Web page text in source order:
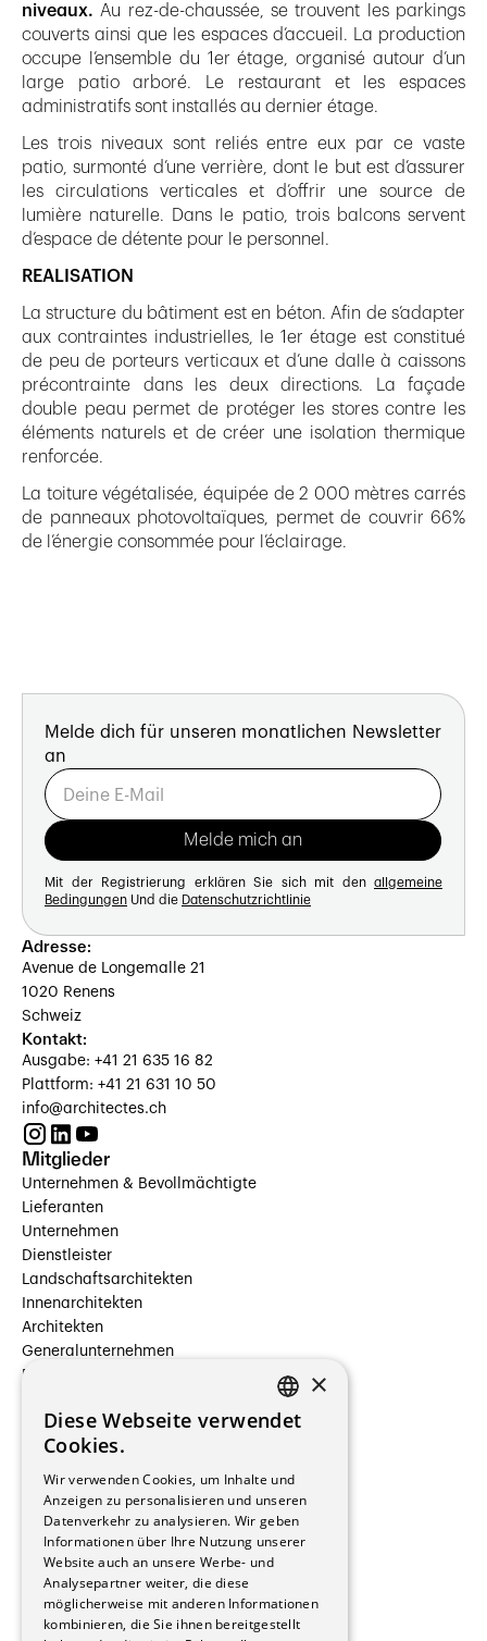
niveaux. Au rez-de-chaussée, se trouvent les parkings
couverts ainsi que les espaces d’accueil. La production
occupe l’ensemble du 1er étage, organisé autour d’un
large patio arboré. Le restaurant et les espaces
administratifs sont installés au dernier étage.
Les trois niveaux sont reliés entre eux par ce vaste
patio, surmonté d’une verrière, dont le but est d’assurer
les circulations verticales et d’offrir une source de
lumière naturelle. Dans le patio, trois balcons servent
d’espace de détente pour le personnel.
REALISATION
La structure du bâtiment est en béton. Afin de s’adapter
aux contraintes industrielles, le 1er étage est constitué
de peu de porteurs verticaux et d’une dalle à caissons
précontrainte dans les deux directions. La façade
double peau permet de protéger les stores contre les
éléments naturels et de créer une isolation thermique
renforcée.
La toiture végétalisée, équipée de 2 000 mètres carrés
de panneaux photovoltaïques, permet de couvrir 66%
de l’énergie consommée pour l’éclairage.
Melde dich für unseren monatlichen Newsletter
an
Mit der Registrierung erklären Sie sich mit den allgemeine
Bedingungen Und die Datenschutzrichtlinie
Adresse:
Avenue de Longemalle 21
1020 Renens
Schweiz
Kontakt:
Ausgabe: +41 21 635 16 82
Plattform: +41 21 631 10 50
info@architectes.ch
Mitglieder
Unternehmen & Bevollmächtigte
Lieferanten
Unternehmen
Dienstleister
Landschaftsarchitekten
Innenarchitekten
Architekten
Generalunternehmen
Beauftragte Unternehmen
Hersteller/Lieferanten
Bauherrschaften
Immobilienverwaltungsgesellschaften
Stockwerkeigentum
Reportagen
Wohnungen
Renovierungen
Innere Umbauten
Gastgewerbe und Tourismus
FRENCH
×
Diese Webseite verwendet
Cookies.
Wir verwenden Cookies, um Inhalte und
Anzeigen zu personalisieren und unseren
Datenverkehr zu analysieren. Wir geben
Informationen über Ihre Nutzung unserer
Website auch an unsere Werbe- und
Analysepartner weiter, die diese
möglicherweise mit anderen Informationen
kombinieren, die Sie ihnen bereitgestellt